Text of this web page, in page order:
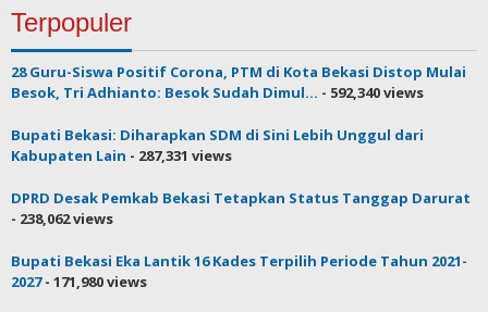
Terpopuler
28 Guru-Siswa Positif Corona, PTM di Kota Bekasi Distop Mulai
Besok, Tri Adhianto: Besok Sudah Dimul... - 592,340 views
Bupati Bekasi: Diharapkan SDM di Sini Lebih Unggul dari
Kabupaten Lain - 287,331 views
DPRD Desak Pemkab Bekasi Tetapkan Status Tanggap Darurat
- 238,062 views
Bupati Bekasi Eka Lantik 16 Kades Terpilih Periode Tahun 2021-
2027- 171,980 views